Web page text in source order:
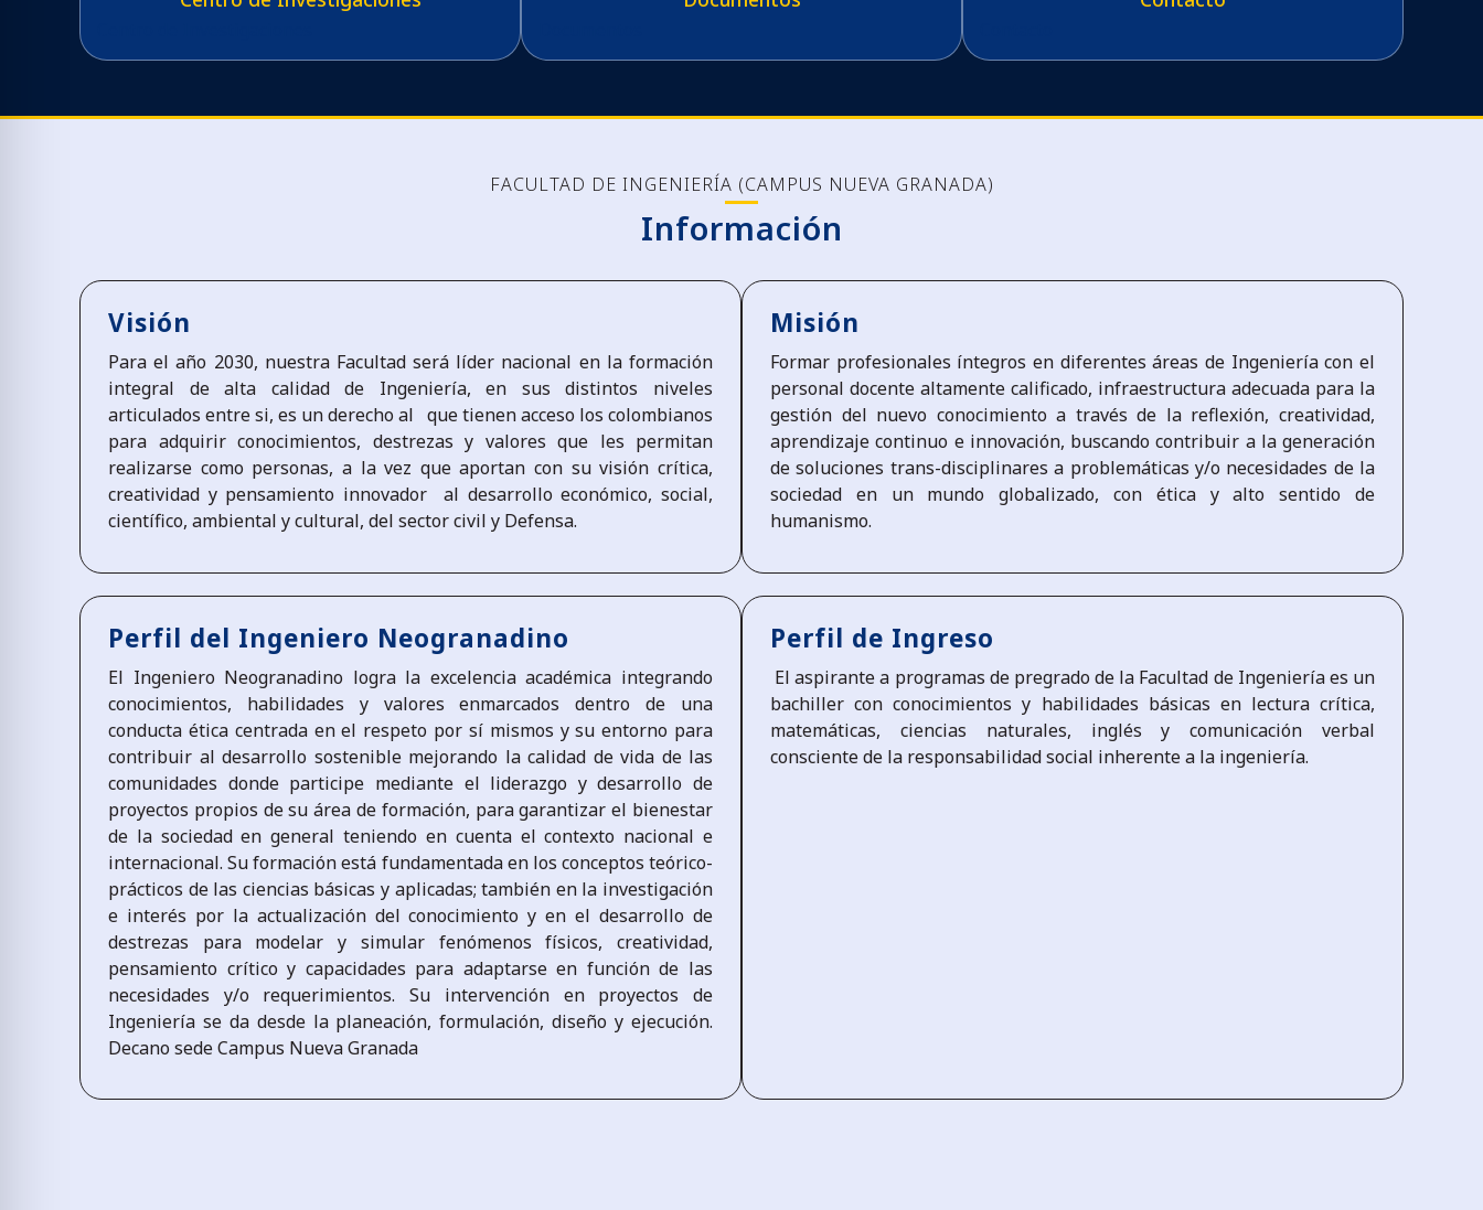
FACULTAD DE INGENIERÍA (CAMPUS NUEVA GRANADA)
Información
Visión
Para el año 2030, nuestra Facultad será líder nacional en la formación
integral de alta calidad de Ingeniería, en sus distintos niveles
articulados entre si, es un derecho al que tienen acceso los colombianos
para adquirir conocimientos, destrezas y valores que les permitan
realizarse como personas, a la vez que aportan con su visión crítica,
creatividad y pensamiento innovador al desarrollo económico, social,
científico, ambiental y cultural, del sector civil y Defensa.
Misión
Formar profesionales íntegros en diferentes áreas de Ingeniería con el
personal docente altamente calificado, infraestructura adecuada para la
gestión del nuevo conocimiento a través de la reflexión, creatividad,
aprendizaje continuo e innovación, buscando contribuir a la generación
de soluciones trans-disciplinares a problemáticas y/o necesidades de la
sociedad en un mundo globalizado, con ética y alto sentido de
humanismo.
Perfil del Ingeniero Neogranadino
El Ingeniero Neogranadino logra la excelencia académica integrando
conocimientos, habilidades y valores enmarcados dentro de una
conducta ética centrada en el respeto por sí mismos y su entorno para
contribuir al desarrollo sostenible mejorando la calidad de vida de las
comunidades donde participe mediante el liderazgo y desarrollo de
proyectos propios de su área de formación, para garantizar el bienestar
de la sociedad en general teniendo en cuenta el contexto nacional e
internacional. Su formación está fundamentada en los conceptos teórico-
prácticos de las ciencias básicas y aplicadas; también en la investigación
e interés por la actualización del conocimiento y en el desarrollo de
destrezas para modelar y simular fenómenos físicos, creatividad,
pensamiento crítico y capacidades para adaptarse en función de las
necesidades y/o requerimientos. Su intervención en proyectos de
Ingeniería se da desde la planeación, formulación, diseño y ejecución.
Decano sede Campus Nueva Granada
Perfil de Ingreso
El aspirante a programas de pregrado de la Facultad de Ingeniería es un
bachiller con conocimientos y habilidades básicas en lectura crítica,
matemáticas, ciencias naturales, inglés y comunicación verbal
consciente de la responsabilidad social inherente a la ingeniería.